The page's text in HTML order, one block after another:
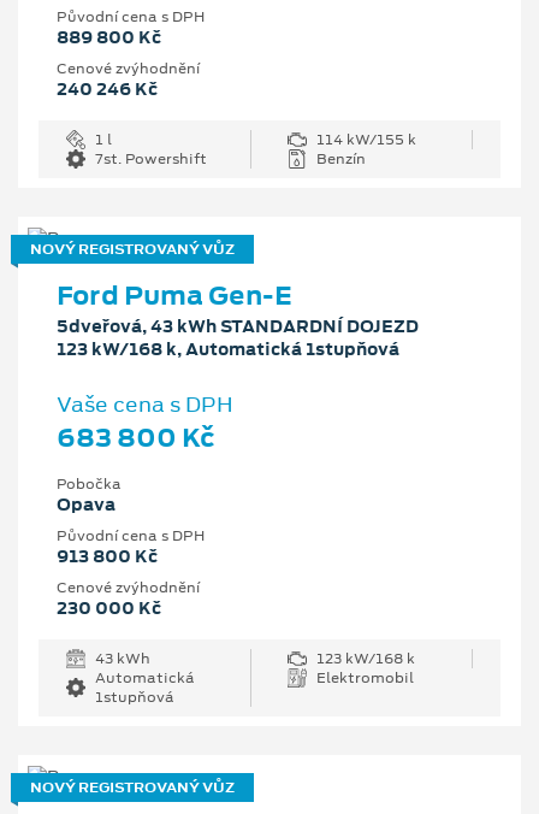
Původní cena s DPH
889 800 Kč
Cenové zvýhodnění
240 246 Kč
1 l
114 kW/155 k
7st. Powershift
Benzín
NOVÝ REGISTROVANÝ VŮZ
Ford Puma Gen-E
5dveřová, 43 kWh STANDARDNÍ DOJEZD
123 kW/168 k, Automatická 1stupňová
Vaše cena s DPH
683 800 Kč
Pobočka
Opava
Původní cena s DPH
913 800 Kč
Cenové zvýhodnění
230 000 Kč
43 kWh
123 kW/168 k
Automatická
1stupňová
Elektromobil
NOVÝ REGISTROVANÝ VŮZ